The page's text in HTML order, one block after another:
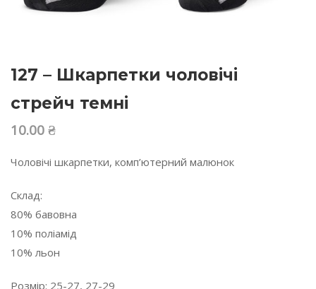
127 – Шкарпетки чоловічі
стрейч темні
10.00 ₴
Чоловічі шкарпетки, комп’ютерний малюнок
Склад:
80% бавовна
10% поліамід
10% льон
Розмір: 25-27, 27-29